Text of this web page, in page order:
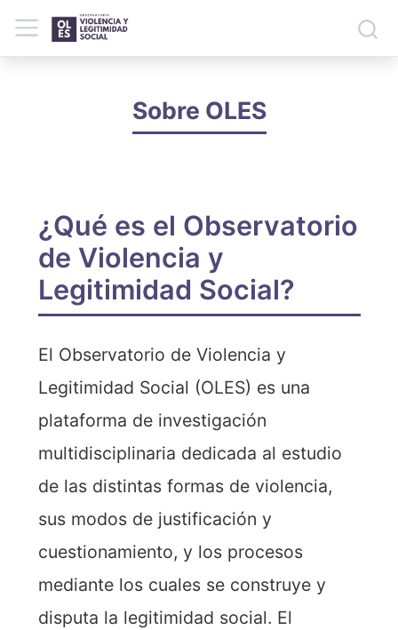
Sobre OLES
¿Qué es el Observatorio
de Violencia y
Legitimidad Social?
El Observatorio de Violencia y
Legitimidad Social (OLES) es una
plataforma de investigación
multidisciplinaria dedicada al estudio
de las distintas formas de violencia,
sus modos de justificación y
cuestionamiento, y los procesos
mediante los cuales se construye y
disputa la legitimidad social. El